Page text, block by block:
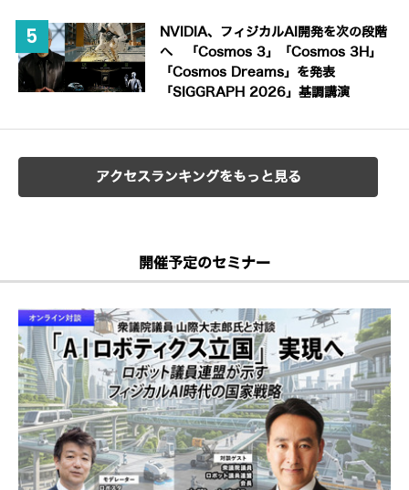
NVIDIA、フィジカルAI開発を次の段階
へ 「Cosmos 3」「Cosmos 3H」
「Cosmos Dreams」を発表
「SIGGRAPH 2026」基調講演
アクセスランキングをもっと見る
開催予定のセミナー